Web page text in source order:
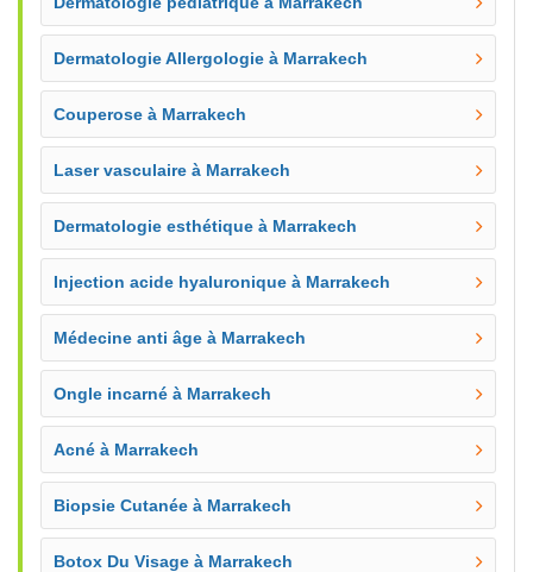
Dermatologie Allergologie à Marrakech
Couperose à Marrakech
Laser vasculaire à Marrakech
Dermatologie esthétique à Marrakech
Injection acide hyaluronique à Marrakech
Médecine anti âge à Marrakech
Ongle incarné à Marrakech
Acné à Marrakech
Biopsie Cutanée à Marrakech
Botox Du Visage à Marrakech